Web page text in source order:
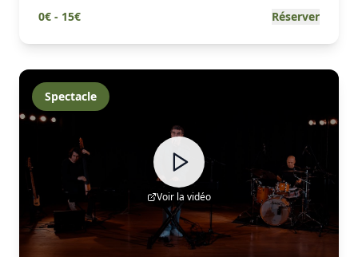
0€ - 15€ Réserver
Voir la vidéo
Spectacle